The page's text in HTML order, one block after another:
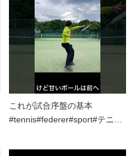
これが試合序盤の基本
#tennis#federer#sport#テニ…